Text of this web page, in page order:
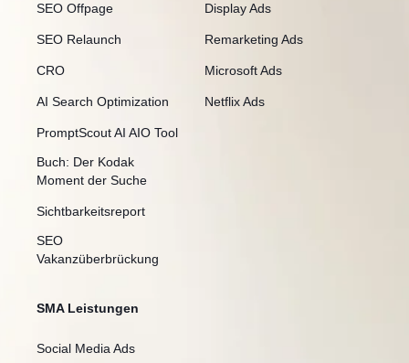
SEO Offpage
SEO Relaunch
CRO
AI Search Optimization
PromptScout AI AIO Tool
Buch: Der Kodak
Moment der Suche
Sichtbarkeitsreport
SEO
Vakanzüberbrückung
Display Ads
Remarketing Ads
Microsoft Ads
Netflix Ads
SMA Leistungen
Social Media Ads